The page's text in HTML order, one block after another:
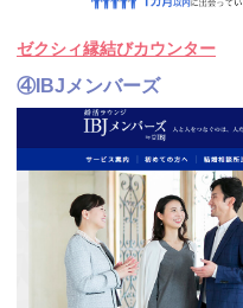
ゼクシィ縁結びカウンター
④IBJメンバーズ